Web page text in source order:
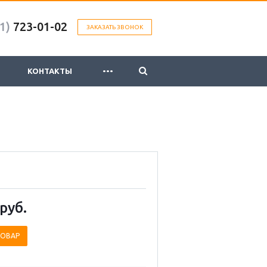
ЗАКАЗАТЬ ЗВОНОК
723-01-02
КОНТАКТЫ ...
руб.